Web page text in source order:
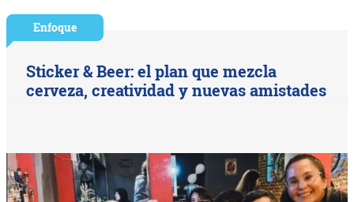
Enfoque
Sticker & Beer: el plan que mezcla
cerveza, creatividad y nuevas amistades